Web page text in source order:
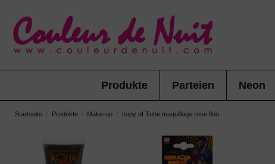
Produkte Parteien Neon
Startseite Produkte Make-up copy of Tube maquillage rose fluo